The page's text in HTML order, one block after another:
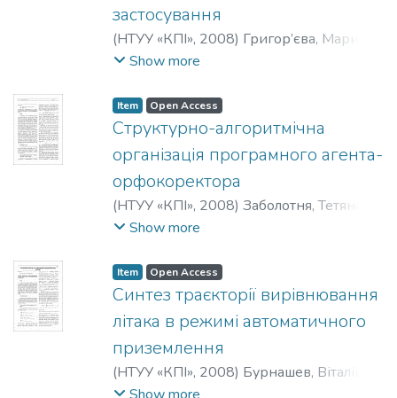
застосування
(НТУУ «КПІ», 2008) Григор’єва, Марина
Анатоліївна
Show more
Item Open Access
Структурно-алгоритмічна
організація програмного агента-
орфокоректора
(НТУУ «КПІ», 2008) Заболотня, Тетяна
Миколаївна;Михайлюк, Антон
Петрович
Show more
Item Open Access
Синтез траєкторії вирівнювання
літака в режимі автоматичного
приземлення
(НТУУ «КПІ», 2008) Бурнашев, Віталій
Віталійович;Збруцький, Олександр